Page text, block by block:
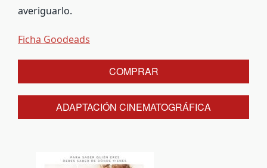
averiguarlo.
Ficha Goodeads
COMPRAR
ADAPTACIÓN CINEMATOGRÁFICA